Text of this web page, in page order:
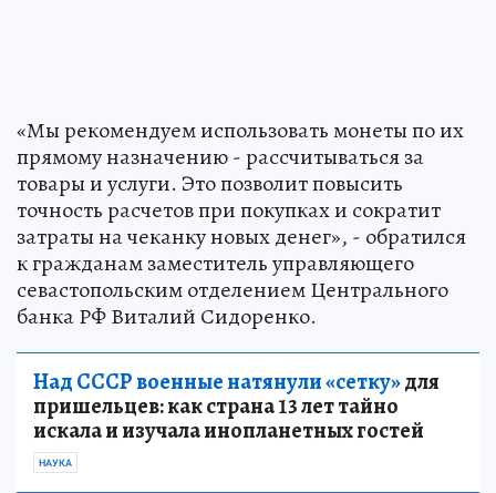
«Мы рекомендуем использовать монеты по их
прямому назначению - рассчитываться за
товары и услуги. Это позволит повысить
точность расчетов при покупках и сократит
затраты на чеканку новых денег», - обратился
к гражданам заместитель управляющего
севастопольским отделением Центрального
банка РФ Виталий Сидоренко.
Над СССР военные натянули «сетку»для
пришельцев: как страна 13 лет тайно
искала и изучала инопланетных гостей
НАУКА